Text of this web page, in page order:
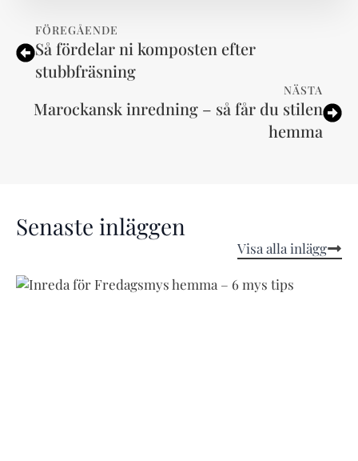
FÖREGÅENDE
Så fördelar ni komposten efter
stubbfräsning
NÄSTA
Marockansk inredning – så får du stilen
hemma
Senaste inläggen
Visa alla inlägg